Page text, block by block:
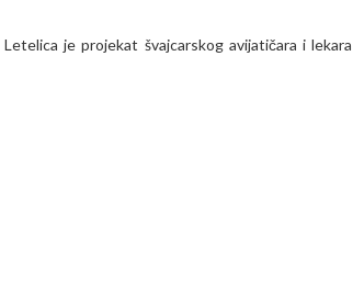
je projekat švajcarskog avijatičara i lekara